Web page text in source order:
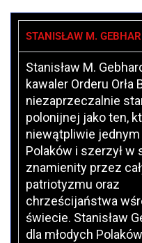
STANISŁAW M.
Stanisław M.
kawaler Orderu Orła
niezaprzeczalnie
polonijnej jako ten,
niewątpliwie
Polaków i szerzył w
znamienity przez
patriotyzmu oraz
chrześcijaństwa
świecie. Stanisław
dla młodych